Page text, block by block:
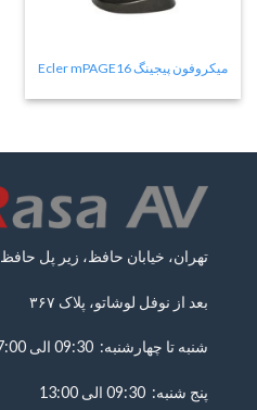
میکروفون پیجینگ Ecler mPAGE16
تهران، خیابان حافظ، زیر پل حافظ
بعد از نوفل لوشاتو، پلاک ۳۶۷
شنبه تا چهارشنبه: 09:30 الی 17:00
پنج شنبه: 09:30 الی 13:00